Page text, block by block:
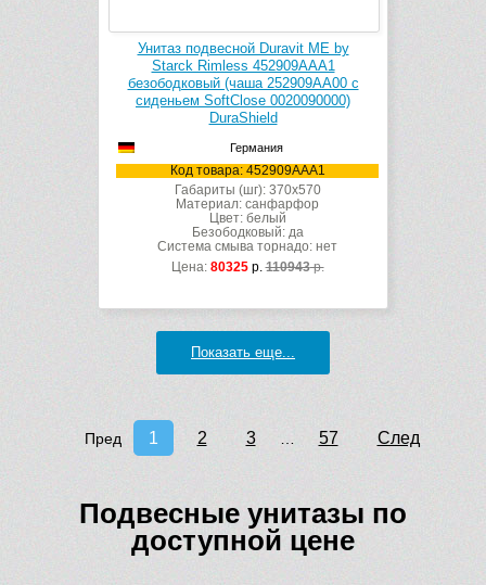
Унитаз подвесной Duravit ME by
Starck Rimless 452909AAA1
безободковый (чаша 252909AA00 с
сиденьем SoftClose 0020090000)
DuraShield
Германия
Код товара: 452909AAA1
Габариты (шг): 370x570
Материал: санфарфор
Цвет: белый
Безободковый: да
Система смыва торнадо: нет
Цена: 80325р.110943р.
Показать еще...
Пред 1 2 3 … 57 След
Подвесные унитазы по
доступной цене